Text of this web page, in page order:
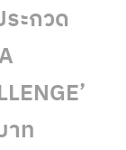
ะกวด
ท